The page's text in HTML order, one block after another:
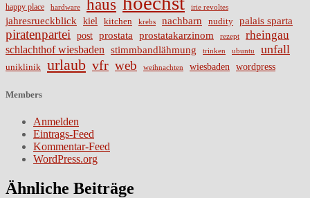
happy place hardware haus irie revoltes
jahresrueckblick kiel kitchen krebs nachbarn nudity palais sparta
piratenpartei post prostata prostatakarzinom rezept rheingau
schlachthof wiesbaden stimmbandlähmung trinken ubuntu unfall
uniklinik urlaub vfr web weihnachten wiesbaden wordpress
Members
Anmelden
Eintrags-Feed
Kommentar-Feed
WordPress.org
Ähnliche Beiträge